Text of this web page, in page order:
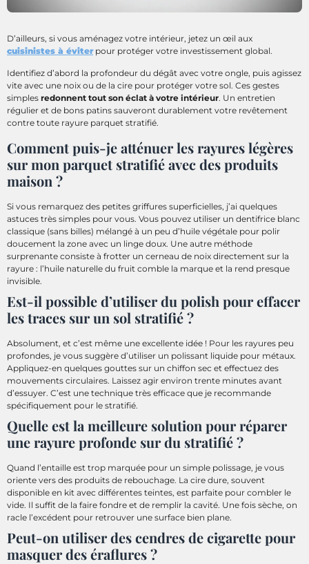
D’ailleurs, si vous aménagez votre intérieur, jetez un œil aux
cuisinistes à éviterpour protéger votre investissement global.
Identifiez d’abord la profondeur du dégât avec votre ongle, puis agissez
vite avec une noix ou de la cire pour protéger votre sol. Ces gestes
simples redonnent tout son éclat à votre intérieur. Un entretien
régulier et de bons patins sauveront durablement votre revêtement
contre toute rayure parquet stratifié.
Comment puis-je atténuer les rayures légères
sur mon parquet stratifié avec des produits
maison ?
Si vous remarquez des petites griffures superficielles, j’ai quelques
astuces très simples pour vous. Vous pouvez utiliser un dentifrice blanc
classique (sans billes) mélangé à un peu d’huile végétale pour polir
doucement la zone avec un linge doux. Une autre méthode
surprenante consiste à frotter un cerneau de noix directement sur la
rayure : l’huile naturelle du fruit comble la marque et la rend presque
invisible.
Est-il possible d’utiliser du polish pour effacer
les traces sur un sol stratifié ?
Absolument, et c’est même une excellente idée ! Pour les rayures peu
profondes, je vous suggère d’utiliser un polissant liquide pour métaux.
Appliquez-en quelques gouttes sur un chiffon sec et effectuez des
mouvements circulaires. Laissez agir environ trente minutes avant
d’essuyer. C’est une technique très efficace que je recommande
spécifiquement pour le stratifié.
Quelle est la meilleure solution pour réparer
une rayure profonde sur du stratifié ?
Quand l’entaille est trop marquée pour un simple polissage, je vous
oriente vers des produits de rebouchage. La cire dure, souvent
disponible en kit avec différentes teintes, est parfaite pour combler le
vide. Il suffit de la faire fondre et de remplir la cavité. Une fois sèche, on
racle l’excédent pour retrouver une surface bien plane.
Peut-on utiliser des cendres de cigarette pour
masquer des éraflures ?